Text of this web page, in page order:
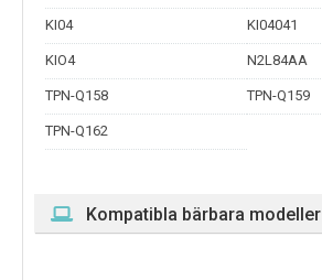
KI04 KI04041
KIO4 N2L84AA
TPN-Q158 TPN-Q159
TPN-Q162
Kompatibla bärbara modeller